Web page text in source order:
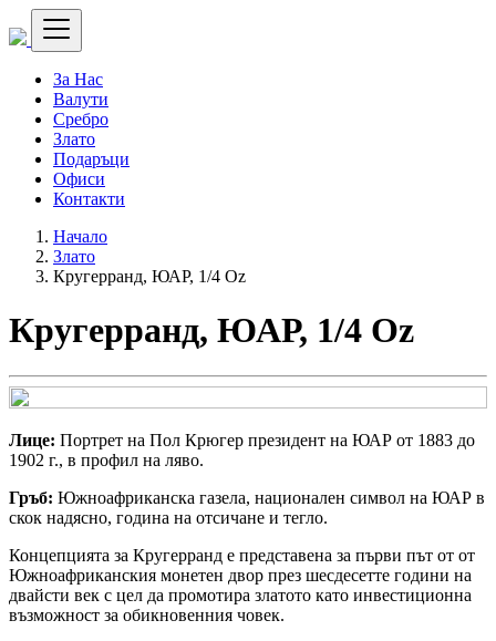
За Нас
Валути
Сребро
Злато
Подаръци
Офиси
Контакти
Начало
Злато
Кругерранд, ЮАР, 1/4 Oz
Кругерранд, ЮАР, 1/4 Oz
Лице: Портрет на Пол Крюгер президент на ЮАР от 1883 до
1902 г., в профил на ляво.
Гръб: Южноафриканска газела, национален символ на ЮАР в
скок надясно, година на отсичане и тегло.
Концепцията за Кругерранд е представена за първи път от от
Южноафриканския монетен двор през шесдесетте години на
двайсти век с цел да промотира златото като инвестиционна
възможност за обикновенния човек.